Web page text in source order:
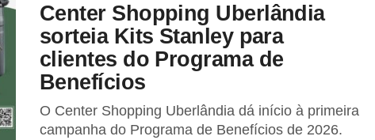
Center Shopping Uberlândia
sorteia Kits Stanley para
clientes do Programa de
Benefícios
O Center Shopping Uberlândia dá início à primeira
campanha do Programa de Benefícios de 2026.